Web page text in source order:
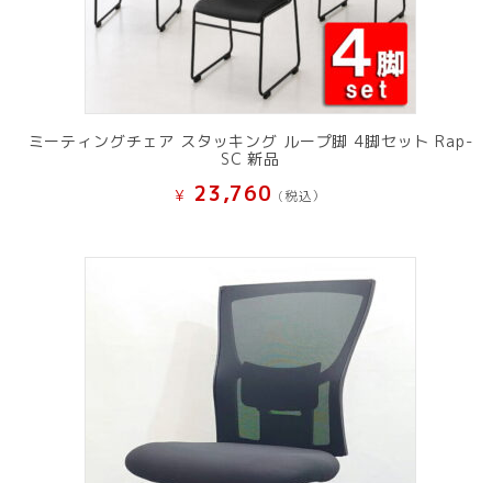
ミーティングチェア スタッキング ループ脚 4脚セット Rap-
SC 新品
¥ 23,760 (税込）